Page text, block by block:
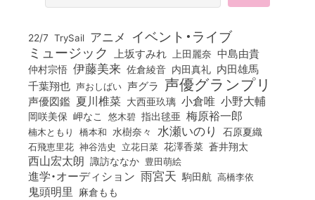
22/7 TrySail アニメ イベント・ライブ
ミュージック 上坂すみれ 上田麗奈 中島由貴
仲村宗悟 伊藤美来 佐倉綾音 内田真礼 内田雄馬
千葉翔也 声おしばい 声グラ 声優グランプリ
声優図鑑 夏川椎菜 大西亜玖璃 小倉唯 小野大輔
岡咲美保 岬なこ 悠木碧 指出毬亜 梅原裕一郎
楠木ともり 橋本和 水樹奈々 水瀬いのり 石原夏織
石飛恵里花 神谷浩史 立花日菜 花澤香菜 蒼井翔太
西山宏太朗 諏訪ななか 豊田萌絵
進学・オーディション 雨宮天 駒田航 高橋李依
鬼頭明里 麻倉もも